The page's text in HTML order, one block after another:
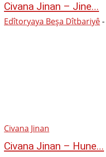
Civana Jinan – Jine...
Edîtoryaya Beşa Dîtbariyê-
Civana Jinan
Civana Jinan – Hune...